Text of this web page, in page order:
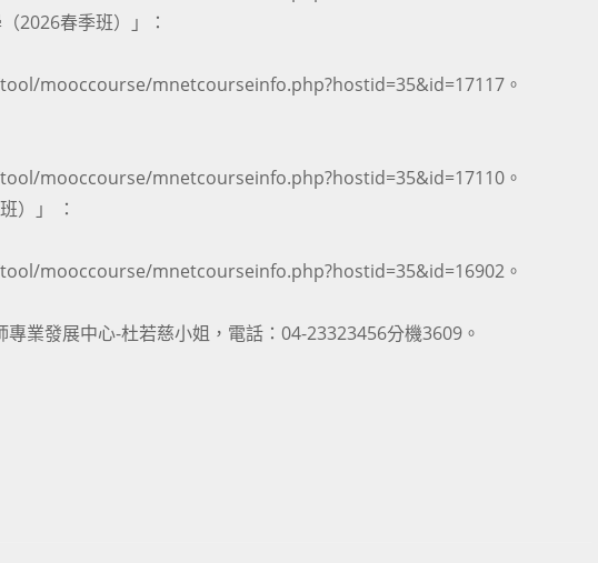
2026春季班）」：
mooccourse/mnetcourseinfo.php?hostid=35&id=17117。
mooccourse/mnetcourseinfo.php?hostid=35&id=17110。
）」 ：
mooccourse/mnetcourseinfo.php?hostid=35&id=16902。
業發展中心-杜若慈小姐，電話：04-23323456分機3609。